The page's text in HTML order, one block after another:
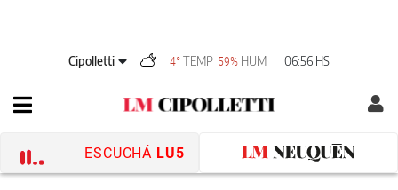
Cipolletti 4° TEMP 59% HUM 06:56 HS
ESCUCHÁ LU5